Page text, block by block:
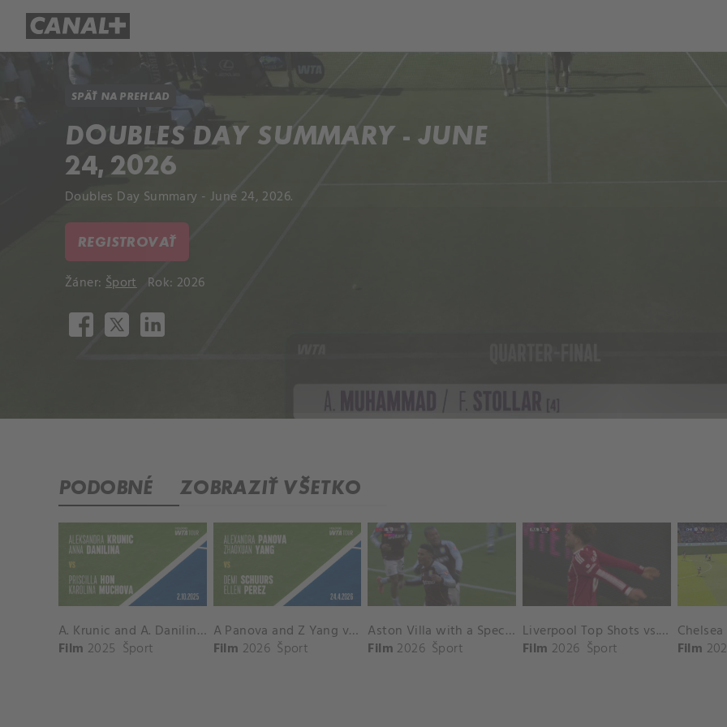
SPÄŤ NA PREHĽAD
DOUBLES DAY SUMMARY - JUNE
24, 2026
Doubles Day Summary - June 24, 2026.
REGISTROVAŤ
Žáner: Šport Rok: 2026
PODOBNÉ ZOBRAZIŤ VŠETKO
A. Krunic and A. Danilina vs. P. Hon and K. Muchova Match Highlights - BEIJING_Capital Group Diamond ( October 02, 2025)
Film 2025 Šport
A Panova and Z Yang vs D Schuurs and E Perez Match Highlights - MADRID_Court 8 ( April 24, 2026)
Film 2026 Šport
Aston Villa with a Spectacular Goal vs. Nottingham Forest
Film 2026 Šport
Liverpool Top Shots vs. Fulham
Film 2026 Šport
Film